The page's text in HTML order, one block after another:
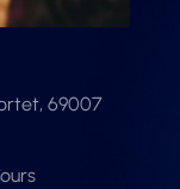
69007